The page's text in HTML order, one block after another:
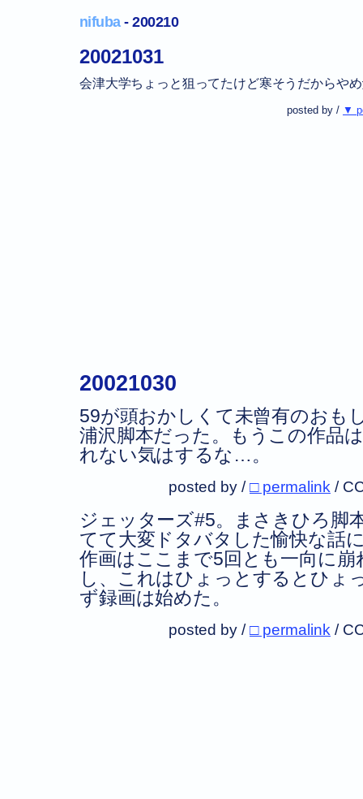
nifuba- 200210
20021031
会津大学ちょっと狙ってたけど寒そうだからや
posted by / ▼
20021030
59が頭おかしくて未曾有のおも
浦沢脚本だった。もうこの作品
れない気はするな…。
posted by /□ permalink /
ジェッターズ#5。まさきひろ脚
てて大変ドタバタした愉快な話
作画はここまで5回とも一向に
し、これはひょっとするとひょ
ず録画は始めた。
posted by /□ permalink /